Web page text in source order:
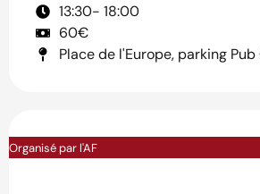
13:30- 18:00
60€
Place de l'Europe, parking Pub
Organisé par l'AF